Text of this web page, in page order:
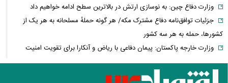
وزارت دفاع چین: به نوسازی ارتش در بالاترین سطح ادامه خواهیم داد
جزئیات توافق‌نامه دفاع مشترک مکه/ هر گونه حملهٔ مسلحانه به هر یک از
کشورها، حمله به هر سه کشور
وزارت خارجه پاکستان: پیمان دفاعی با ریاض و آنکارا برای تقویت امنیت
منطقه امضا شد
اذعان ترامپ به تاثیر جنگ با ایران بر انتخابات میان دوره‌ای آمریکا